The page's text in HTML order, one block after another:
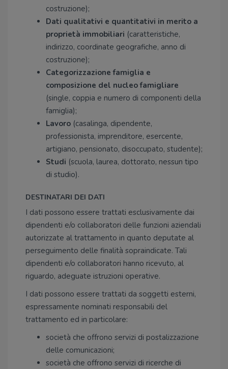
costruzione);
Dati qualitativi e quantitativi in merito a
proprietà immobiliari (caratteristiche,
indirizzo, coordinate geografiche, anno di
costruzione);
Categorizzazione famiglia e
composizione del nucleo famigliare
(single, coppia e numero di componenti della
famiglia);
Lavoro (casalinga, dipendente,
professionista, imprenditore, esercente,
artigiano, pensionato, disoccupato, studente);
Studi (scuola, laurea, dottorato, nessun tipo
di studio).
DESTINATARI DEI DATI
I dati possono essere trattati esclusivamente dai
dipendenti e/o collaboratori delle funzioni aziendali
autorizzate al trattamento in quanto deputate al
perseguimento delle finalità sopraindicate. Tali
dipendenti e/o collaboratori hanno ricevuto, al
riguardo, adeguate istruzioni operative.
I dati possono essere trattati da soggetti esterni,
espressamente nominati responsabili del
trattamento ed in particolare:
società che offrono servizi di postalizzazione
delle comunicazioni;
società che offrono servizi di ricerche di